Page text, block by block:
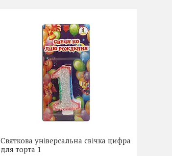
Святкова універсальна свічка цифра
для торта 1